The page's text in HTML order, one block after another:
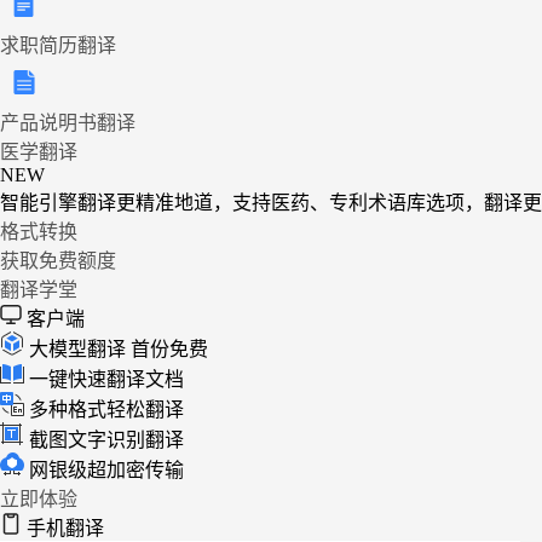
求职简历翻译
产品说明书翻译
医学翻译
NEW
智能引擎翻译更精准地道，支持医药、专利术语库选项，翻译
格式转换
获取免费额度
翻译学堂
客户端
大模型翻译 首份免费
一键快速翻译文档
多种格式轻松翻译
截图文字识别翻译
网银级超加密传输
立即体验
手机翻译